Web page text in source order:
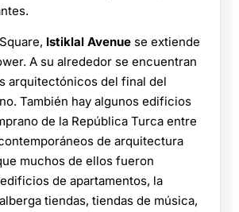
Istiklal Avenue se extiende
A su alrededor se encuentran
arquitectónicos del final del
También hay algunos edificios
de la República Turca entre
de arquitectura
muchos de ellos fueron
de apartamentos, la
tiendas, tiendas de música,